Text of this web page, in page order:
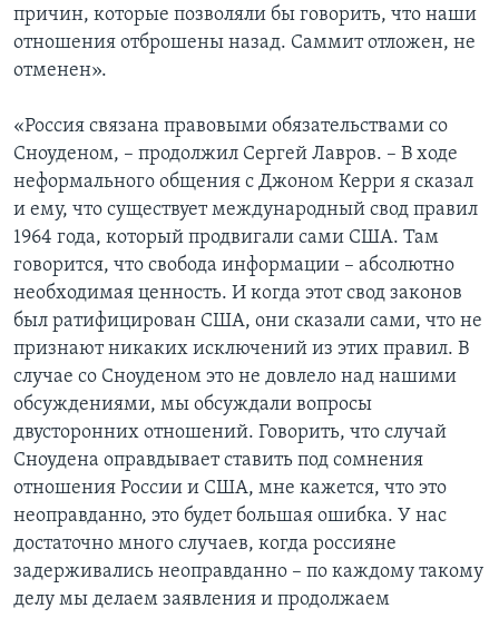
причин, которые позволяли бы говорить, что наши
отношения отброшены назад. Саммит отложен, не
отменен».
«Россия связана правовыми обязательствами со
Сноуденом, – продолжил Сергей Лавров. – В ходе
неформального общения с Джоном Керри я сказал
и ему, что существует международный свод правил
1964 года, который продвигали сами США. Там
говорится, что свобода информации – абсолютно
необходимая ценность. И когда этот свод законов
был ратифицирован США, они сказали сами, что не
признают никаких исключений из этих правил. В
случае со Сноуденом это не довлело над нашими
обсуждениями, мы обсуждали вопросы
двусторонних отношений. Говорить, что случай
Сноудена оправдывает ставить под сомнения
отношения России и США, мне кажется, что это
неоправданно, это будет большая ошибка. У нас
достаточно много случаев, когда россияне
задерживались неоправданно – по каждому такому
делу мы делаем заявления и продолжаем